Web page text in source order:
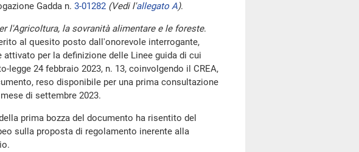
Gadda n. 3-01282 (Vedi l'allegato A).
l'Agricoltura, la sovranità alimentare e le foreste.
al quesito posto dall'onorevole interrogante,
per la definizione delle Linee guida di cui
legge 24 febbraio 2023, n. 13, coinvolgendo il CREA,
reso disponibile per una prima consultazione
di settembre 2023.
prima bozza del documento ha risentito del
sulla proposta di regolamento inerente alla